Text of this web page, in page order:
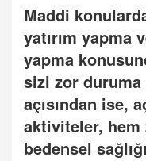
Maddi
yatırım yapma
yapma
sizi zor duruma
açısından ise,
aktiviteler,
bedensel